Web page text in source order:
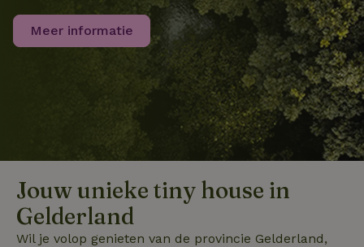
Meer informatie
Jouw unieke tiny house in
Gelderland
Wil je volop genieten van de provincie Gelderland,
Strikt noodzakelijke cookies maken de kernfunctionaliteiten
van de website mogelijk, zoals gebruikersaanmelding en
accountbeheer. De website kan niet goed worden gebruikt
zonder de strikt noodzakelijke cookies.
Aanbieder/
Domein
Vervaldatum
.natuurhuisje.nl
2 maanden
4 weken
Deze
gebruikt
CookieScriptConsent
Cookie-